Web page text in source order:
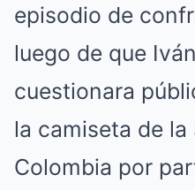
episodio de
luego de que
cuestionara
la camiseta de la
Colombia por